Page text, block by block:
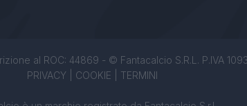
al ROC: 44869 - © Fantacalcio S.R.L. P.IVA
PRIVACY| COOKIE TERMINI